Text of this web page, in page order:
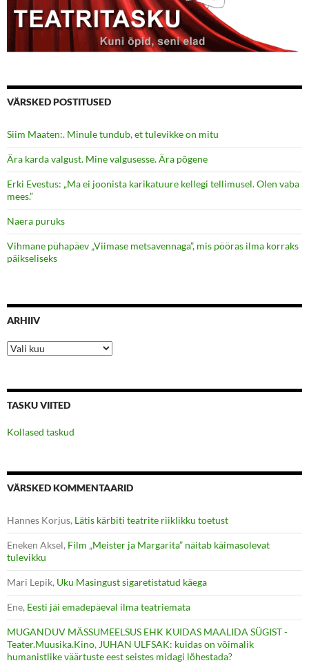
VÄRSKED POSTITUSED
Siim Maaten:. Minule tundub, et tulevikke on mitu
Ära karda valgust. Mine valgusesse. Ära põgene
Erki Evestus: „Ma ei joonista karikatuure kellegi tellimusel. Olen vaba
mees.”
Naera puruks
Vihmane pühapäev „Viimase metsavennaga”, mis pööras ilma korraks
päikseliseks
ARHIIV
Arhiiv
TASKU VIITED
Kollased taskud
VÄRSKED KOMMENTAARID
Hannes Korjus, Lätis kärbiti teatrite riiklikku toetust
Eneken Aksel, Film „Meister ja Margarita” näitab käimasolevat
tulevikku
Mari Lepik, Uku Masingust sigaretistatud käega
Ene, Eesti jäi emadepäeval ilma teatriemata
MUGANDUV MÄSSUMEELSUS EHK KUIDAS MAALIDA SÜGIST -
Teater.Muusika.Kino, JUHAN ULFSAK: kuidas on võimalik
humanistlike väärtuste eest seistes midagi lõhestada?